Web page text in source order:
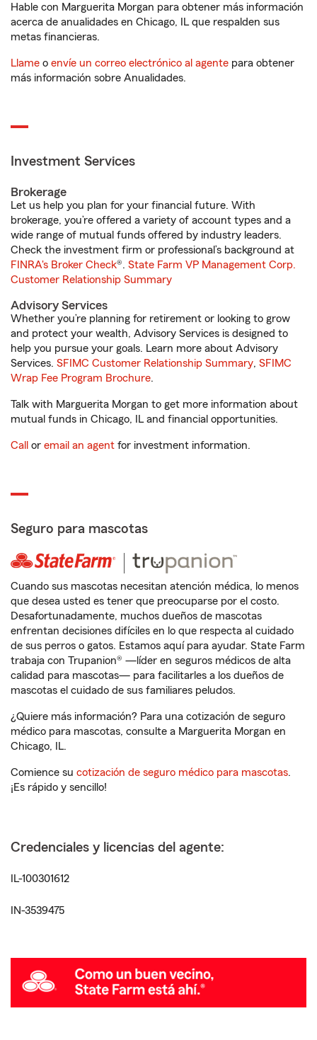
Hable con Marguerita Morgan para obtener más información
acerca de anualidades en Chicago, IL que respalden sus
metas financieras.
Llame o envíe un correo electrónico al agente para obtener
más información sobre Anualidades.
Investment Services
Brokerage
Let us help you plan for your financial future. With
brokerage, you’re offered a variety of account types and a
wide range of mutual funds offered by industry leaders.
Check the investment firm or professional’s background at
FINRA's Broker Check®. State Farm VP Management Corp.
Customer Relationship Summary
Advisory Services
Whether you’re planning for retirement or looking to grow
and protect your wealth, Advisory Services is designed to
help you pursue your goals. Learn more about Advisory
Services. SFIMC Customer Relationship Summary, SFIMC
Wrap Fee Program Brochure.
Talk with Marguerita Morgan to get more information about
mutual funds in Chicago, IL and financial opportunities.
Call or email an agent for investment information.
Seguro para mascotas
Cuando sus mascotas necesitan atención médica, lo menos
que desea usted es tener que preocuparse por el costo.
Desafortunadamente, muchos dueños de mascotas
enfrentan decisiones difíciles en lo que respecta al cuidado
de sus perros o gatos. Estamos aquí para ayudar. State Farm
trabaja con Trupanion® —líder en seguros médicos de alta
calidad para mascotas— para facilitarles a los dueños de
mascotas el cuidado de sus familiares peludos.
¿Quiere más información? Para una cotización de seguro
médico para mascotas, consulte a Marguerita Morgan en
Chicago, IL.
Comience su cotización de seguro médico para mascotas.
¡Es rápido y sencillo!
Credenciales y licencias del agente:
IL-100301612
IN-3539475